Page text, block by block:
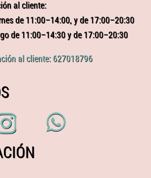
al cliente:
de 11:00–14:00, y de 17:00–20:30
de 11:00–14:30 y de 17:00–20:30
al cliente: 627018796